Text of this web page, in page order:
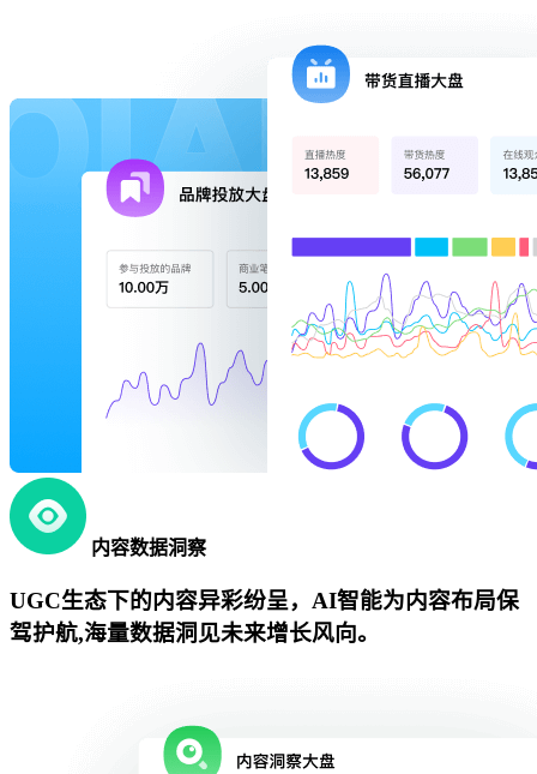
内容数据洞察
UGC生态下的内容异彩纷呈，AI智能为内容布局保
驾护航,海量数据洞见未来增长风向。